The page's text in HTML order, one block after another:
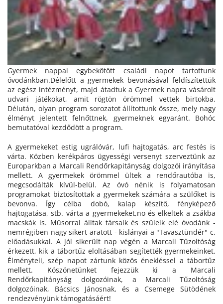
Gyermek nappal egybekötött családi napot tartottunk
óvodánkban.Délelőtt a gyermekek bevonásával feldíszítettük
az egész intézményt, majd átadtuk a Gyermek napra vásárolt
udvari játékokat, amit rögtön örömmel vettek birtokba.
Délután, olyan program sorozatot állítottunk össze, mely nagy
élményt jelentett felnőttnek, gyermeknek egyaránt. Bohóc
bemutatóval kezdődött a program.
A gyermekeket estig ugrálóvár, lufi hajtogatás, arc festés is
várta. Közben kerékpáros ügyességi versenyt szerveztünk az
Europarkban a Marcali Rendőrkapitányság dolgozói irányítása
mellett. A gyermekek örömmel ültek a rendőrautóba is,
megcsodálták kívül-belül. Az óvó nénik is folyamatosan
programokat biztosítottak a gyermekek számára a szülőket is
bevonva. Így célba dobó, kalap készítő, fényképező
hajtogatása, stb. várta a gyermekeket,no és elkeltek a zsákba
macskák is. Műsorral álltak társaik és szüleik elé óvodánk -
nemrégiben nagy sikert aratott - kislányai a "Tavasztündér" c.
előadásukkal. A jól sikerült nap végén a Marcali Tűzoltóság
érkezett, kik a tábortűz eloltásában segítették gyermekeinket.
Élményteli, szép napot zártunk közös énekléssel a tábortűz
mellett. Köszönetünket fejezzük ki a Marcali
Rendőrkapitányság dolgozóinak, a Marcali Tűzoltóság
dolgozóinak, Bácsics Jánosnak, és a Csemege Sütödének
rendezvényünk támogatásáért!